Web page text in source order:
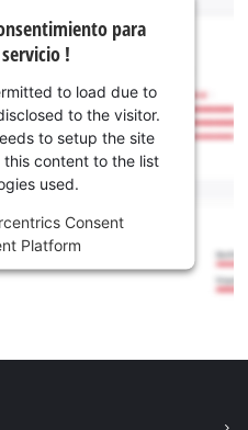
para
!
to load due to
to the visitor.
to setup the site
content to the list
used.
Consent
Platform